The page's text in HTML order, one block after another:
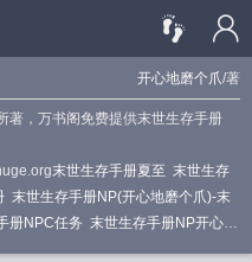
开心地磨个爪/著
著，万书阁免费提供末世生存手册
末世生存手册夏至 末世生存
末世生存手册NP(开心地磨个爪)-末
册NPC任务 末世生存手册NP开心地